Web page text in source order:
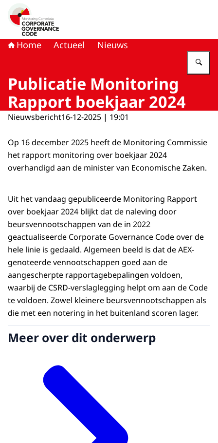
Naar de homepage van Monitoring Commissie
Home Actueel Nieuws
Publicatie Monitoring
Rapport boekjaar 2024
Nieuwsbericht16-12-2025 | 19:01
Op 16 december 2025 heeft de Monitoring Commissie
het rapport monitoring over boekjaar 2024
overhandigd aan de minister van Economische Zaken.
Uit het vandaag gepubliceerde Monitoring Rapport
over boekjaar 2024 blijkt dat de naleving door
beursvennootschappen van de in 2022
geactualiseerde Corporate Governance Code over de
hele linie is gedaald. Algemeen beeld is dat de AEX-
genoteerde vennootschappen goed aan de
aangescherpte rapportagebepalingen voldoen,
waarbij de CSRD-verslaglegging helpt om aan de Code
te voldoen. Zowel kleinere beursvennootschappen als
die met een notering in het buitenland scoren lager.
Meer over dit onderwerp